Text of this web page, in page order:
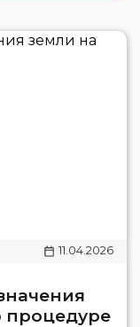
11.04.2026
процедуре